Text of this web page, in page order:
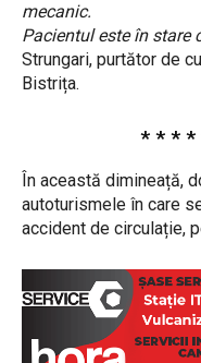
mecanic.
Pacientul este în stare
Strungari, purtător de
Bistrița.
* * * *
În această dimineață,
autoturismele în care
accident de circulație,